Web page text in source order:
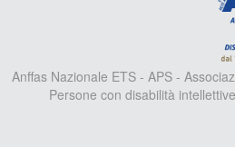
Anffas Nazionale ETS - APS -
Persone con disabilità